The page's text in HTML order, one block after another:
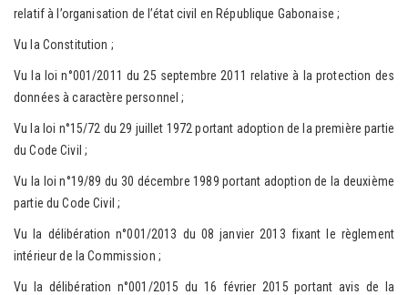
relatif à l’organisation de l’état civil en République Gabonaise ;
Vu la Constitution ;
Vu la loi n°001/2011 du 25 septembre 2011 relative à la protection des
données à caractère personnel ;
Vu la loi n°15/72 du 29 juillet 1972 portant adoption de la première partie
du Code Civil ;
Vu la loi n°19/89 du 30 décembre 1989 portant adoption de la deuxième
partie du Code Civil ;
Vu la délibération n°001/2013 du 08 janvier 2013 fixant le règlement
intérieur de la Commission ;
Vu la délibération n°001/2015 du 16 février 2015 portant avis de la